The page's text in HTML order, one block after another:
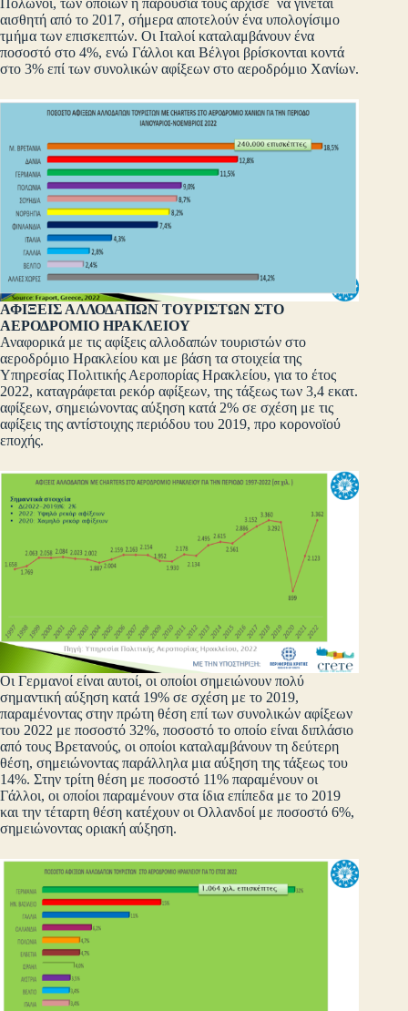
Πολωνοί, των οποίων η παρουσία τους άρχισε να γίνεται
αισθητή από το 2017, σήμερα αποτελούν ένα υπολογίσιμο
τμήμα των επισκεπτών. Οι Ιταλοί καταλαμβάνουν ένα
ποσοστό στο 4%, ενώ Γάλλοι και Βέλγοι βρίσκονται κοντά
στο 3% επί των συνολικών αφίξεων στο αεροδρόμιο Χανίων.
ΑΦΙΞΕΙΣ ΑΛΛΟΔΑΠΩΝ ΤΟΥΡΙΣΤΩΝ ΣΤΟ
ΑΕΡΟΔΡΟΜΙΟ ΗΡΑΚΛΕΙΟΥ
Αναφορικά με τις αφίξεις αλλοδαπών τουριστών στο
αεροδρόμιο Ηρακλείου και με βάση τα στοιχεία της
Υπηρεσίας Πολιτικής Αεροπορίας Ηρακλείου, για το έτος
2022, καταγράφεται ρεκόρ αφίξεων, της τάξεως των 3,4 εκατ.
αφίξεων, σημειώνοντας αύξηση κατά 2% σε σχέση με τις
αφίξεις της αντίστοιχης περιόδου του 2019, προ κορονοϊού
εποχής.
Οι Γερμανοί είναι αυτοί, οι οποίοι σημειώνουν πολύ
σημαντική αύξηση κατά 19% σε σχέση με το 2019,
παραμένοντας στην πρώτη θέση επί των συνολικών αφίξεων
του 2022 με ποσοστό 32%, ποσοστό το οποίο είναι διπλάσιο
από τους Βρετανούς, οι οποίοι καταλαμβάνουν τη δεύτερη
θέση, σημειώνοντας παράλληλα μια αύξηση της τάξεως του
14%. Στην τρίτη θέση με ποσοστό 11% παραμένουν οι
Γάλλοι, οι οποίοι παραμένουν στα ίδια επίπεδα με το 2019
και την τέταρτη θέση κατέχουν οι Ολλανδοί με ποσοστό 6%,
σημειώνοντας οριακή αύξηση.